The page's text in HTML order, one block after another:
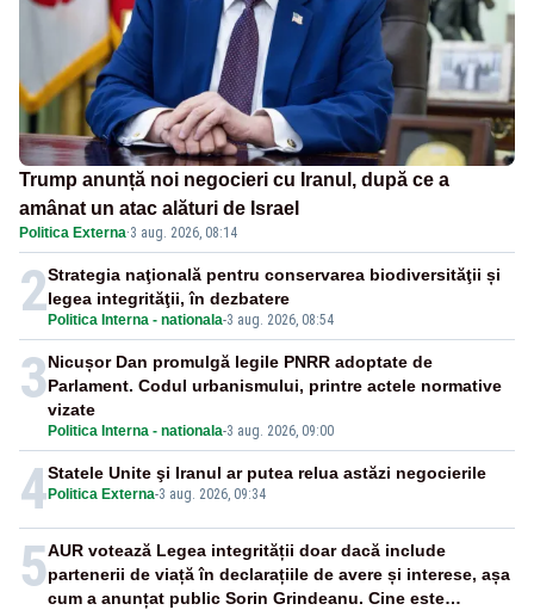
Trump anunță noi negocieri cu Iranul, după ce a
amânat un atac alături de Israel
Politica Externa·3 aug. 2026, 08:14
2 Politica Interna - nationala-3 aug. 2026, 08:54
Strategia naţională pentru conservarea biodiversităţii și
legea integrităţii, în dezbatere
3
Politica Interna - nationala-3 aug. 2026, 09:00
Nicușor Dan promulgă legile PNRR adoptate de
Parlament. Codul urbanismului, printre actele normative
vizate
4 Politica Externa-3 aug. 2026, 09:34
Statele Unite şi Iranul ar putea relua astăzi negocierile
5AUR votează Legea integrității doar dacă include
partenerii de viață în declarațiile de avere și interese, așa
cum a anunțat public Sorin Grindeanu. Cine este